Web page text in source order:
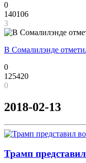
0
140106
3
В Сомалилэнде
0
125420
0
2018-02-13
Трамп